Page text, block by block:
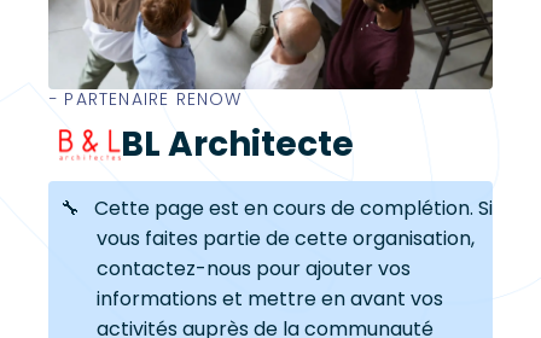
− PARTENAIRE RENOW
BL Architecte
🔧 Cette page est en cours de complétion. Si
vous faites partie de cette organisation,
contactez-nous pour ajouter vos
informations et mettre en avant vos
activités auprès de la communauté